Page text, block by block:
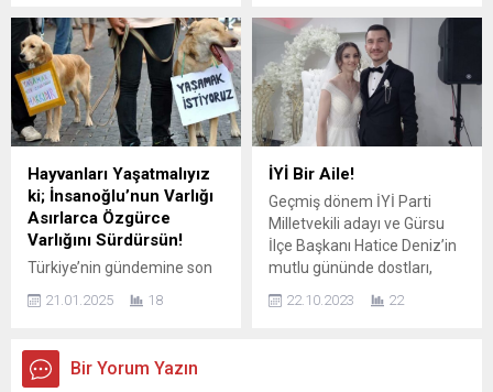
Demirat’a gelen bir ihbar
tüyleri diken diken ederek
vicdanları yaraladı. Çöp
konteynıra atılan 3 günlük
yavru kedileri ihbarla bulan
Necdet Demirat; “Ey
insanoğlu, şimdi yaşadığın
felaketlere ağzın açık “Ben
ne yaptım da...
kapsamında Küresel
Gazeteciler Konseyi (KGK)
tarafından Lefkoşa’da
düzenlenen ‘Türkiye-KKTC
Medya Çalıştayı’na katılmak
adına 45 yerli ve 18 yabancı
gazetecinin yer aldığı
Kıbrıs’a çıkarma yaptık.
Küresel Gazeteciler Konseyi
(KGK) olarak amacımız,...
Hayvanları Yaşatmalıyız
ki; İnsanoğlu’nun Varlığı
Asırlarca Özgürce
Varlığını Sürdürsün!
Türkiye’nin gündemine son
savunucularına dahil oldu.
söylemin basında , mecliste ,
kamuoyunda dile gelmesi
21.01.2025 18
İYİ Bir Aile!
Geçmiş dönem İYİ Parti
Milletvekili adayı ve Gürsu
İlçe Başkanı Hatice Deniz’in
mutlu gününde dostları,
bırakmadı. Hatice & İsmail
22.10.2023 22
Bir Yorum Yazın